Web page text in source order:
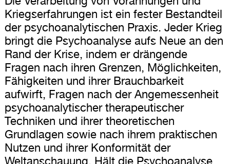
Kriegserfahrungen ist ein fester Bestandteil
der psychoanalytischen Praxis. Jeder Krieg
bringt die Psychoanalyse aufs Neue an den
Rand der Krise, indem er drängende
Fragen nach ihren Grenzen, Möglichkeiten,
Fähigkeiten und ihrer Brauchbarkeit
aufwirft, Fragen nach der Angemessenheit
psychoanalytischer therapeutischer
Techniken und ihrer theoretischen
Grundlagen sowie nach ihrem praktischen
Nutzen und ihrer Konformität der
Weltanschauung. Hält die Psychoanalyse